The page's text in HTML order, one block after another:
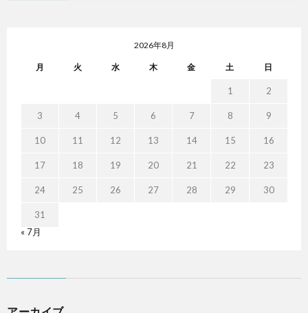
2026年8月
月 火 水 木 金 土 日
1 2
3 4 5 6 7 8 9
10 11 12 13 14 15 16
17 18 19 20 21 22 23
24 25 26 27 28 29 30
31
« 7月